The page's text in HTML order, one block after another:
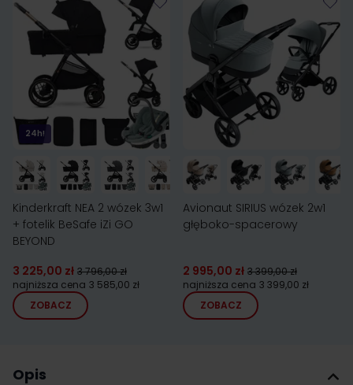
24h!
Kinderkraft NEA 2 wózek 3w1
+ fotelik BeSafe iZi GO
BEYOND
3 225,00 zł 3 796,00 zł
najniższa cena 3 585,00 zł
ZOBACZ
Avionaut SIRIUS wózek 2w1
głęboko-spacerowy
2 995,00 zł 3 399,00 zł
najniższa cena 3 399,00 zł
ZOBACZ
Opis